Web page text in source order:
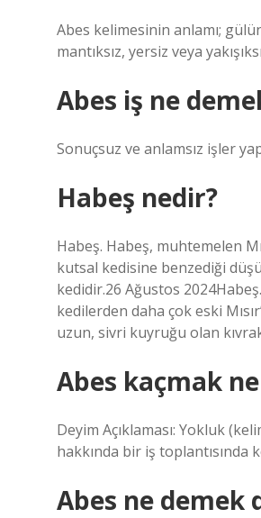
Abes kelimesinin anlamı;
mantıksız, yersiz veya
Abes iş ne
Sonuçsuz ve anlamsız işler
Habeş nedir?
Habeş. Habeş, muhtemelen
kutsal kedisine benzediği
kedidir.26 Ağustos
kedilerden daha çok eski
uzun, sivri kuyruğu olan
Abes kaçmak
Deyim Açıklaması: Yokluk
hakkında bir iş toplantısında
Abes ne demek